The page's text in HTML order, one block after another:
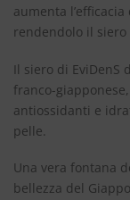
aumenta
rendendolo il
Il siero di EviDenS
franco-
antiossidanti e
pelle.
Una vera fontana
bellezza del